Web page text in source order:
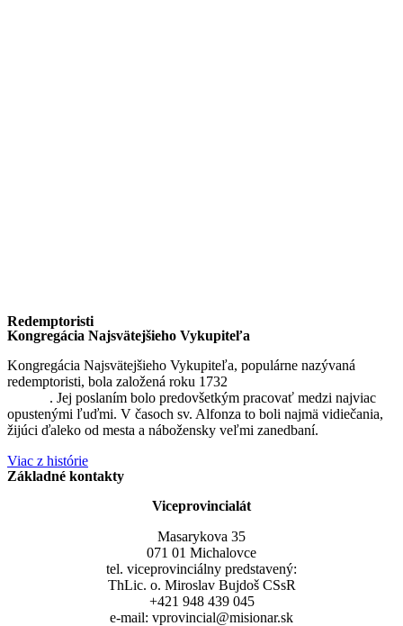
Redemptoristi
Kongregácia Najsvätejšieho Vykupiteľa
Kongregácia Najsvätejšieho Vykupiteľa, populárne nazývaná
redemptoristi, bola založená roku 1732
. Jej poslaním bolo predovšetkým pracovať medzi najviac
opustenými ľuďmi. V časoch sv. Alfonza to boli najmä vidiečania,
žijúci ďaleko od mesta a nábožensky veľmi zanedbaní.
Viac z histórie
Základné kontakty
Viceprovincialát
Masarykova 35
071 01 Michalovce
tel. viceprovinciálny predstavený:
ThLic. o. Miroslav Bujdoš CSsR
+421 948 439 045
e-mail: vprovincial@misionar.sk